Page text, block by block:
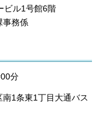
ビル1号館6階
事務係
分
1条東1丁目大通バス